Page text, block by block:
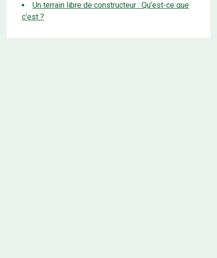
Un terrain libre de constructeur : Qu’est-ce que
c’est ?